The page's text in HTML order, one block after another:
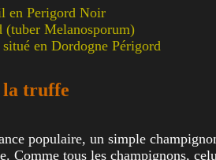
en Perigord Noir
(tuber Melanosporum)
en Dordogne Périgord
la truffe
populaire, un simple
Comme tous les champignons,